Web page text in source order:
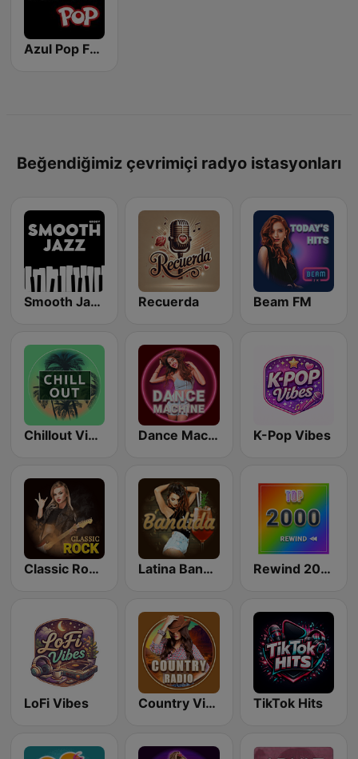
Azul Pop FM (Los 40 Hits)
Beğendiğimiz çevrimiçi radyo istasyonları
Smooth Jazz - Groov Recuerda Beam FM
Chillout Vibes Dance Machine K-Pop Vibes
Classic Rock Station Latina Bandida! Rewind 2000's
LoFi Vibes Country Vibes TikTok Hits